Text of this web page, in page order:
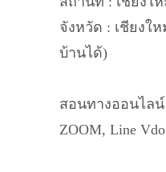
จังหวัด : เชียงใ
บ้านได้)
สอนทางออนไล
ZOOM, Line